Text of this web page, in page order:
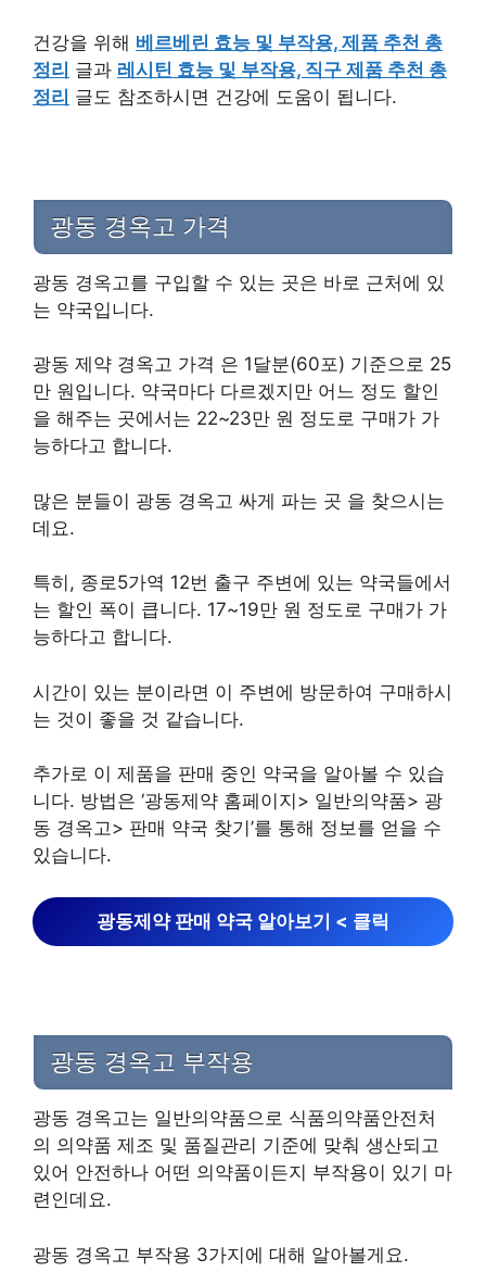
건강을 위해 베르베린 효능 및 부작용, 제품 추천 총
정리 글과 레시틴 효능 및 부작용, 직구 제품 추천 총
정리 글도 참조하시면 건강에 도움이 됩니다.
광동 경옥고 가격
광동 경옥고를 구입할 수 있는 곳은 바로 근처에 있
는 약국입니다.
광동 제약 경옥고 가격 은 1달분(60포) 기준으로 25
만 원입니다. 약국마다 다르겠지만 어느 정도 할인
을 해주는 곳에서는 22~23만 원 정도로 구매가 가
능하다고 합니다.
많은 분들이 광동 경옥고 싸게 파는 곳 을 찾으시는
데요.
특히, 종로5가역 12번 출구 주변에 있는 약국들에서
는 할인 폭이 큽니다. 17~19만 원 정도로 구매가 가
능하다고 합니다.
시간이 있는 분이라면 이 주변에 방문하여 구매하시
는 것이 좋을 것 같습니다.
추가로 이 제품을 판매 중인 약국을 알아볼 수 있습
니다. 방법은 ‘광동제약 홈페이지> 일반의약품> 광
동 경옥고> 판매 약국 찾기’를 통해 정보를 얻을 수
있습니다.
광동제약 판매 약국 알아보기 < 클릭
광동 경옥고 부작용
광동 경옥고는 일반의약품으로 식품의약품안전처
의 의약품 제조 및 품질관리 기준에 맞춰 생산되고
있어 안전하나 어떤 의약품이든지 부작용이 있기 마
련인데요.
광동 경옥고 부작용 3가지에 대해 알아볼게요.